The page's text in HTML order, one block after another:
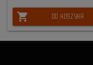
shopping_cart DO KOSZYKA